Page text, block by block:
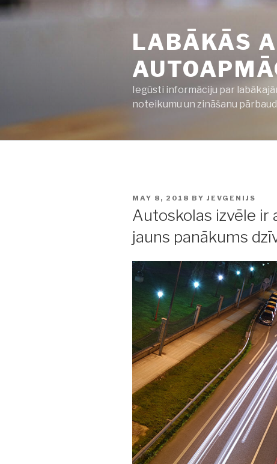
Skip
to
LABĀKĀS
Iegūsti informāciju par
noteikumu un zināšanu
POSTED
ON
MAY 8, 2018 BY JEVGENIJS
Autoskolas izvēle ir
jauns panākums